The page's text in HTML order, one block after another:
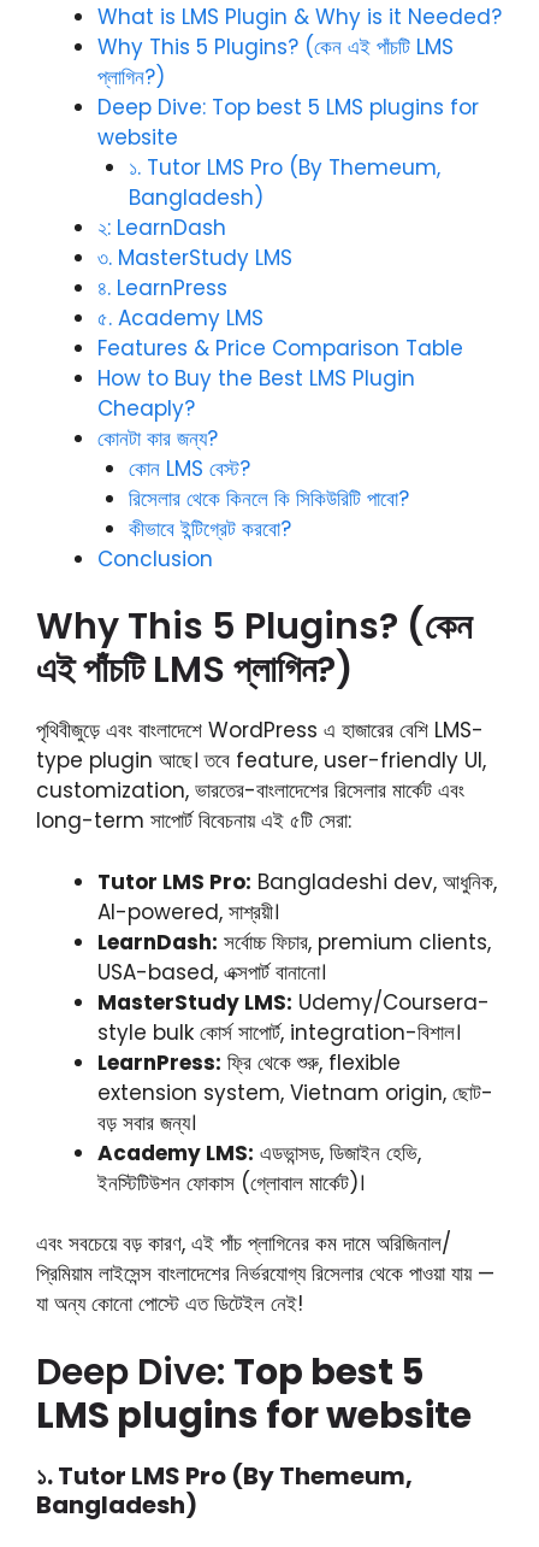
What is LMS Plugin & Why is it Needed?
Why This 5 Plugins? (কেন এই পাঁচটি LMS
প্লাগিন?)
Deep Dive: Top best 5 LMS plugins for
website
১. Tutor LMS Pro (By Themeum,
Bangladesh)
২: LearnDash
৩. MasterStudy LMS
৪. LearnPress
৫. Academy LMS
Features & Price Comparison Table
How to Buy the Best LMS Plugin
Cheaply?
কোনটা কার জন্য?
কোন LMS বেস্ট?
রিসেলার থেকে কিনলে কি সিকিউরিটি পাবো?
কীভাবে ইন্টিগ্রেট করবো?
Conclusion
Why This 5 Plugins? (কেন
এই পাঁচটি LMS প্লাগিন?)
পৃথিবীজুড়ে এবং বাংলাদেশে WordPress এ হাজারের বেশি LMS-
type plugin আছে। তবে feature, user-friendly UI,
customization, ভারতের-বাংলাদেশের রিসেলার মার্কেট এবং
long-term সাপোর্ট বিবেচনায় এই ৫টি সেরা:
Tutor LMS Pro: Bangladeshi dev, আধুনিক,
AI-powered, সাশ্রয়ী।
LearnDash: সর্বোচ্চ ফিচার, premium clients,
USA-based, এক্সপার্ট বানানো।
MasterStudy LMS: Udemy/Coursera-
style bulk কোর্স সাপোর্ট, integration-বিশাল।
LearnPress: ফ্রি থেকে শুরু, flexible
extension system, Vietnam origin, ছোট-
বড় সবার জন্য।
Academy LMS: এডভান্সড, ডিজাইন হেভি,
ইনস্টিটিউশন ফোকাস (গ্লোবাল মার্কেট)।
এবং সবচেয়ে বড় কারণ, এই পাঁচ প্লাগিনের কম দামে অরিজিনাল/
প্রিমিয়াম লাইসেন্স বাংলাদেশের নির্ভরযোগ্য রিসেলার থেকে পাওয়া যায় —
যা অন্য কোনো পোস্টে এত ডিটেইল নেই!
Deep Dive: Top best 5
LMS plugins for website
১. Tutor LMS Pro (By Themeum,
Bangladesh)